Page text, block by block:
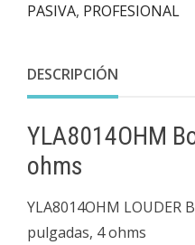
PASIVA, PROFESIONAL
DESCRIPCIÓN
YLA8014OHM
ohms
YLA8014OHM LOUDER
pulgadas, 4 ohms